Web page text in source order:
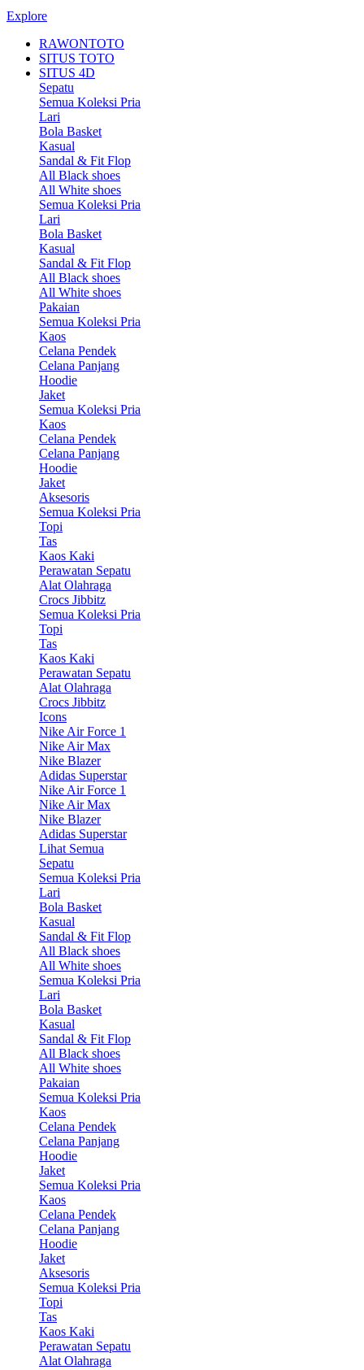
Explore
RAWONTOTO
SITUS TOTO
SITUS 4D
Sepatu
Semua Koleksi Pria
Lari
Bola Basket
Kasual
Sandal & Fit Flop
All Black shoes
All White shoes
Semua Koleksi Pria
Lari
Bola Basket
Kasual
Sandal & Fit Flop
All Black shoes
All White shoes
Pakaian
Semua Koleksi Pria
Kaos
Celana Pendek
Celana Panjang
Hoodie
Jaket
Semua Koleksi Pria
Kaos
Celana Pendek
Celana Panjang
Hoodie
Jaket
Aksesoris
Semua Koleksi Pria
Topi
Tas
Kaos Kaki
Perawatan Sepatu
Alat Olahraga
Crocs Jibbitz
Semua Koleksi Pria
Topi
Tas
Kaos Kaki
Perawatan Sepatu
Alat Olahraga
Crocs Jibbitz
Icons
Nike Air Force 1
Nike Air Max
Nike Blazer
Adidas Superstar
Nike Air Force 1
Nike Air Max
Nike Blazer
Adidas Superstar
Lihat Semua
Sepatu
Semua Koleksi Pria
Lari
Bola Basket
Kasual
Sandal & Fit Flop
All Black shoes
All White shoes
Semua Koleksi Pria
Lari
Bola Basket
Kasual
Sandal & Fit Flop
All Black shoes
All White shoes
Pakaian
Semua Koleksi Pria
Kaos
Celana Pendek
Celana Panjang
Hoodie
Jaket
Semua Koleksi Pria
Kaos
Celana Pendek
Celana Panjang
Hoodie
Jaket
Aksesoris
Semua Koleksi Pria
Topi
Tas
Kaos Kaki
Perawatan Sepatu
Alat Olahraga